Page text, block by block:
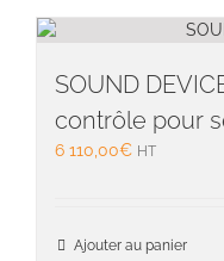
SOUND
contrôle pour
6 110,00€ HT
Ajouter au panier